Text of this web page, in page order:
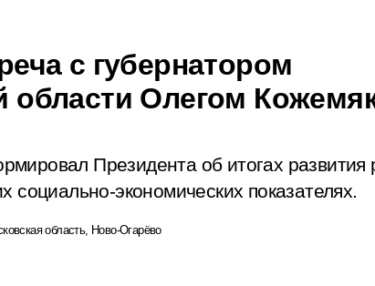
с губернатором
области Олегом
Президента об итогах развития
социально-экономических показателях.
область, Ново-Огарёво